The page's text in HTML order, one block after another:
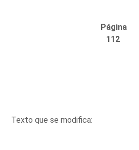
Página
112
Texto que se modifica: